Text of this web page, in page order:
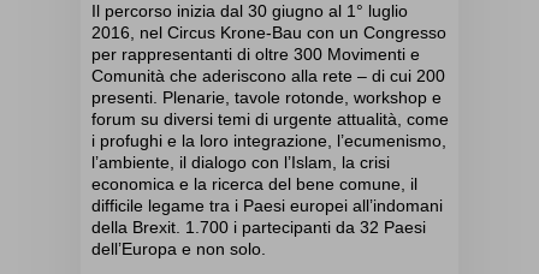
Il percorso inizia dal 30 giugno al 1° luglio
2016, nel Circus Krone-Bau con un Congresso
per rappresentanti di oltre 300 Movimenti e
Comunità che aderiscono alla rete – di cui 200
presenti. Plenarie, tavole rotonde, workshop e
forum su diversi temi di urgente attualità, come
i profughi e la loro integrazione, l’ecumenismo,
l’ambiente, il dialogo con l’Islam, la crisi
economica e la ricerca del bene comune, il
difficile legame tra i Paesi europei all’indomani
della Brexit. 1.700 i partecipanti da 32 Paesi
dell’Europa e non solo.